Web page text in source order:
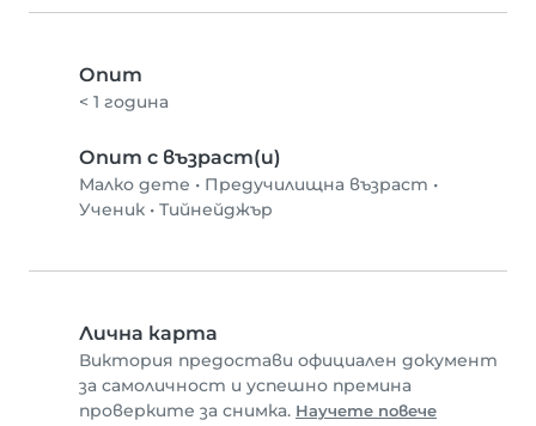
Опит
< 1 година
Опит с възраст(и)
Малко дете • Предучилищна възраст •
Ученик • Тийнейджър
Лична карта
Виктория предостави официален документ
за самоличност и успешно премина
проверките за снимка. Научете повече